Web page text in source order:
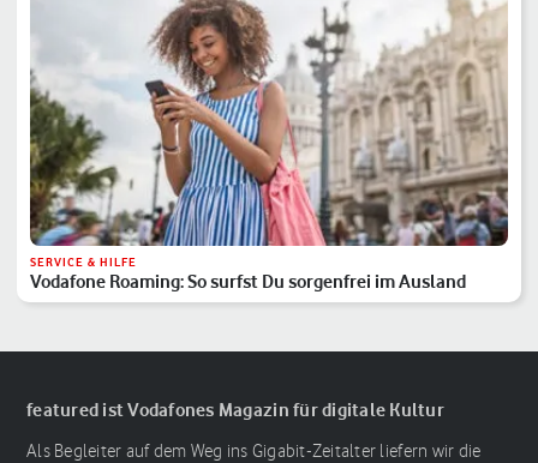
SERVICE & HILFE
Vodafone Roaming: So surfst Du sorgenfrei im Ausland
featured ist Vodafones Magazin für digitale Kultur
Als Begleiter auf dem Weg ins Gigabit-Zeitalter liefern wir die